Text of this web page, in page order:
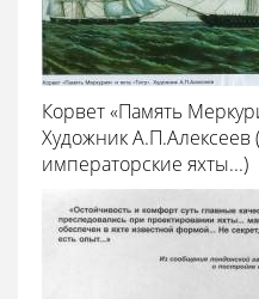
Корвет «Память
Художник А.П.Алексеев
императорские яхты...)